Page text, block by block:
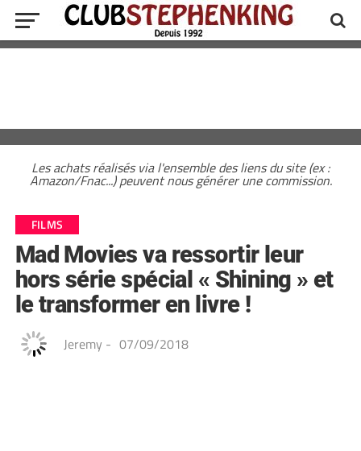
Les achats réalisés via l'ensemble des liens du site (ex :
Amazon/Fnac...) peuvent nous générer une commission.
FILMS
Mad Movies va ressortir leur
hors série spécial « Shining » et
le transformer en livre !
Jeremy - 07/09/2018